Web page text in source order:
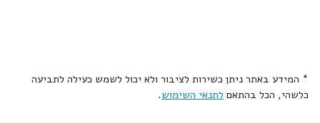
* המידע באתר ניתן כשירות לציבור ולא יכול לשמש כעילה לתביעה
כלשהי, הכל בהתאם לתנאי השימוש.